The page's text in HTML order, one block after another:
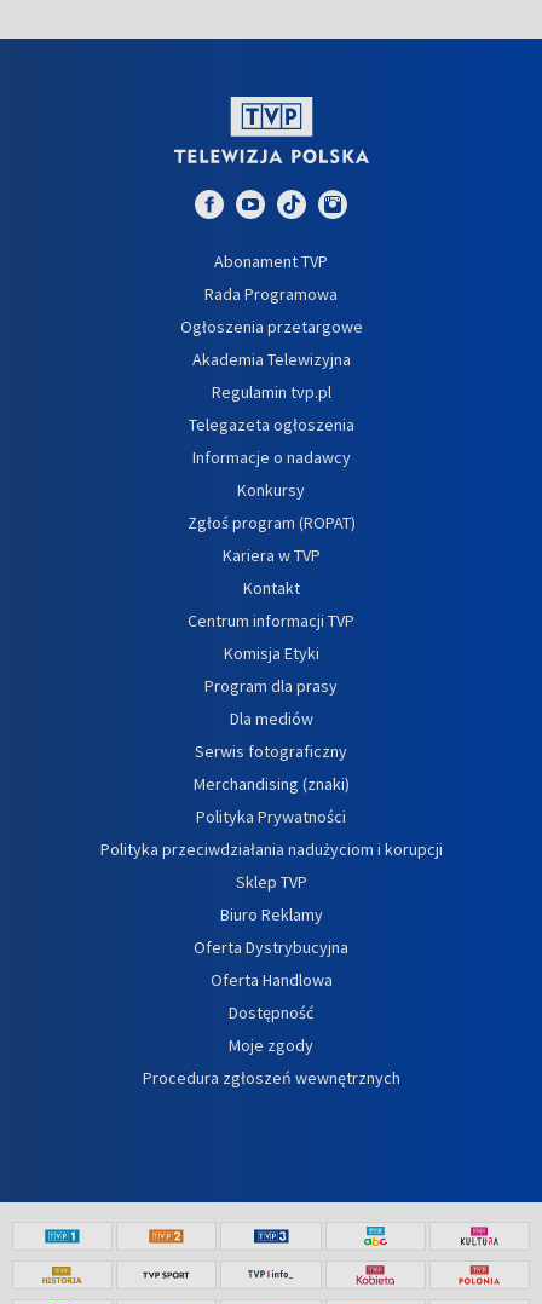
Abonament TVP
Rada Programowa
Ogłoszenia przetargowe
Akademia Telewizyjna
Regulamin tvp.pl
Telegazeta ogłoszenia
Informacje o nadawcy
Konkursy
Zgłoś program (ROPAT)
Kariera w TVP
Kontakt
Centrum informacji TVP
Komisja Etyki
Program dla prasy
Dla mediów
Serwis fotograficzny
Merchandising (znaki)
Polityka Prywatności
Polityka przeciwdziałania nadużyciom i korupcji
Sklep TVP
Biuro Reklamy
Oferta Dystrybucyjna
Oferta Handlowa
Dostępność
Moje zgody
Procedura zgłoszeń wewnętrznych